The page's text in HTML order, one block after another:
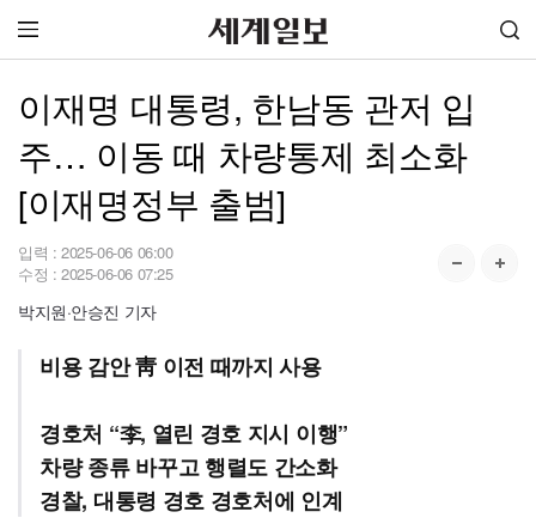
이재명 대통령, 한남동 관저 입
주… 이동 때 차량통제 최소화
[이재명정부 출범]
입력 : 2025-06-06 06:00
수정 : 2025-06-06 07:25
박지원·안승진 기자
비용 감안 靑 이전 때까지 사용
경호처 “李, 열린 경호 지시 이행”
차량 종류 바꾸고 행렬도 간소화
경찰, 대통령 경호 경호처에 인계